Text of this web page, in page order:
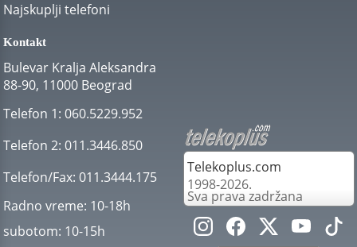
Najskuplji telefoni
Kontakt
Bulevar Kralja Aleksandra
88-90, 11000 Beograd
Telefon 1: 060.5229.952
Telefon 2: 011.3446.850
Telefon/Fax: 011.3444.175
Radno vreme: 10-18h
subotom: 10-15h
Telekoplus.com
1998-2026.
Sva prava zadržana